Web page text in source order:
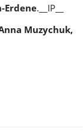
Erdene.__IP__
Muzychuk,